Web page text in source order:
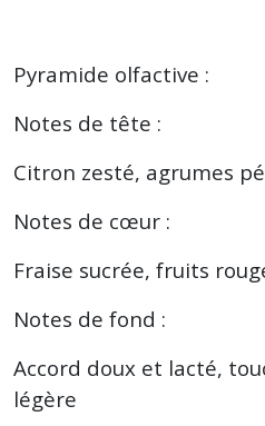
Pyramide olfactive :
Notes de tête :
Citron zesté, agrumes
Notes de cœur :
Fraise sucrée, fruits
Notes de fond :
Accord doux et lacté,
légère